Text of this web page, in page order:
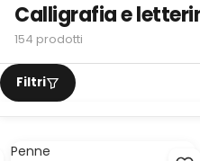
Calligrafia e
154 prodotti
Penne